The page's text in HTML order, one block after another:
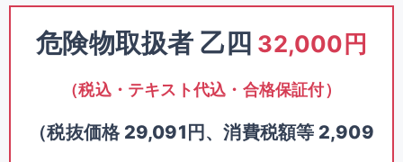
危険物取扱者 乙四 32,000円
（税込・テキスト代込・合格保証付）
（税抜価格 29,091円、消費税額等 2,909